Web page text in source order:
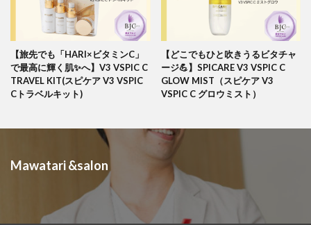
【旅先でも「HARI×ビタミンC」
で最高に輝く肌✨へ】V3 VSPIC C
TRAVEL KIT(スピケア V3 VSPIC
Cトラベルキット)
【どこでもひと吹きうるビタチャ
ージ💪】SPICARE V3 VSPIC C
GLOW MIST（スピケア V3
VSPIC C グロウミスト）
Mawatari &salon